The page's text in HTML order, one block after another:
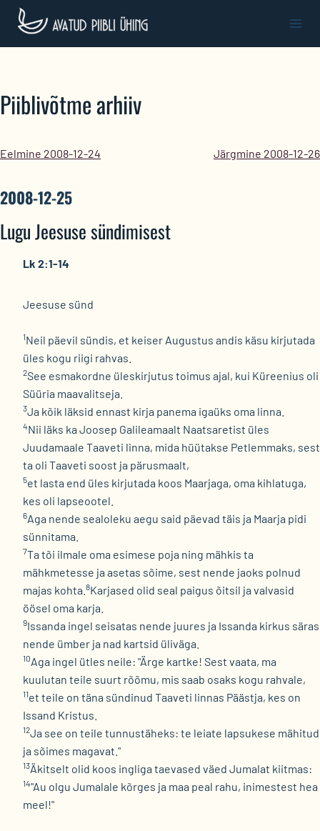
Skip
content
Piiblivõtme arhiiv
Eelmine 2008-12-24 Järgmine 2008-12-26
2008-12-25
Lugu Jeesuse sündimisest
Lk 2:1-14
Jeesuse sünd
1Neil päevil sündis, et keiser Augustus andis käsu kirjutada
üles kogu riigi rahvas.
2See esmakordne üleskirjutus toimus ajal, kui Küreenius oli
Süüria maavalitseja.
3Ja kõik läksid ennast kirja panema igaüks oma linna.
4Nii läks ka Joosep Galileamaalt Naatsaretist üles
Juudamaale Taaveti linna, mida hüütakse Petlemmaks, sest
ta oli Taaveti soost ja pärusmaalt,
5et lasta end üles kirjutada koos Maarjaga, oma kihlatuga,
kes oli lapseootel.
6Aga nende sealoleku aegu said päevad täis ja Maarja pidi
sünnitama.
7Ta tõi ilmale oma esimese poja ning mähkis ta
mähkmetesse ja asetas sõime, sest nende jaoks polnud
majas kohta. 8Karjased olid seal paigus õitsil ja valvasid
öösel oma karja.
9Issanda ingel seisatas nende juures ja Issanda kirkus säras
nende ümber ja nad kartsid üliväga.
10Aga ingel ütles neile: "Ärge kartke! Sest vaata, ma
kuulutan teile suurt rõõmu, mis saab osaks kogu rahvale,
11et teile on täna sündinud Taaveti linnas Päästja, kes on
Issand Kristus.
12Ja see on teile tunnustäheks: te leiate lapsukese mähitud
ja sõimes magavat."
13Äkitselt olid koos ingliga taevased väed Jumalat kiitmas:
14"Au olgu Jumalale kõrges ja maa peal rahu, inimestest hea
meel!"